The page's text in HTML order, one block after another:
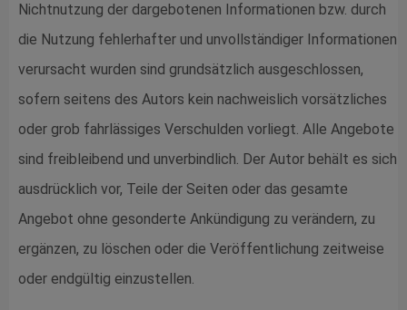
Nichtnutzung der dargebotenen Informationen bzw. durch
die Nutzung fehlerhafter und unvollständiger Informationen
verursacht wurden sind grundsätzlich ausgeschlossen,
sofern seitens des Autors kein nachweislich vorsätzliches
oder grob fahrlässiges Verschulden vorliegt. Alle Angebote
sind freibleibend und unverbindlich. Der Autor behält es sich
ausdrücklich vor, Teile der Seiten oder das gesamte
Angebot ohne gesonderte Ankündigung zu verändern, zu
ergänzen, zu löschen oder die Veröffentlichung zeitweise
oder endgültig einzustellen.